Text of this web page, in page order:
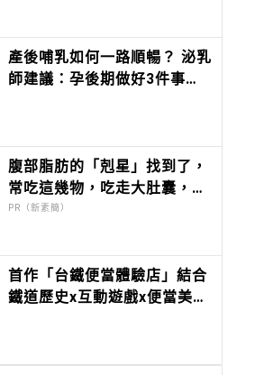
產後哺乳如何一路順暢？ 泌乳
師建議：孕後期做好3件事，
腹部脂肪的「剋星」找到了，
常吃這幾物，吃走大肚囊，瘦
出小蠻腰
PR（新素簡）
首作「台鐵便當體驗店」結合
鐵道歷史x互動遊戲x便當美